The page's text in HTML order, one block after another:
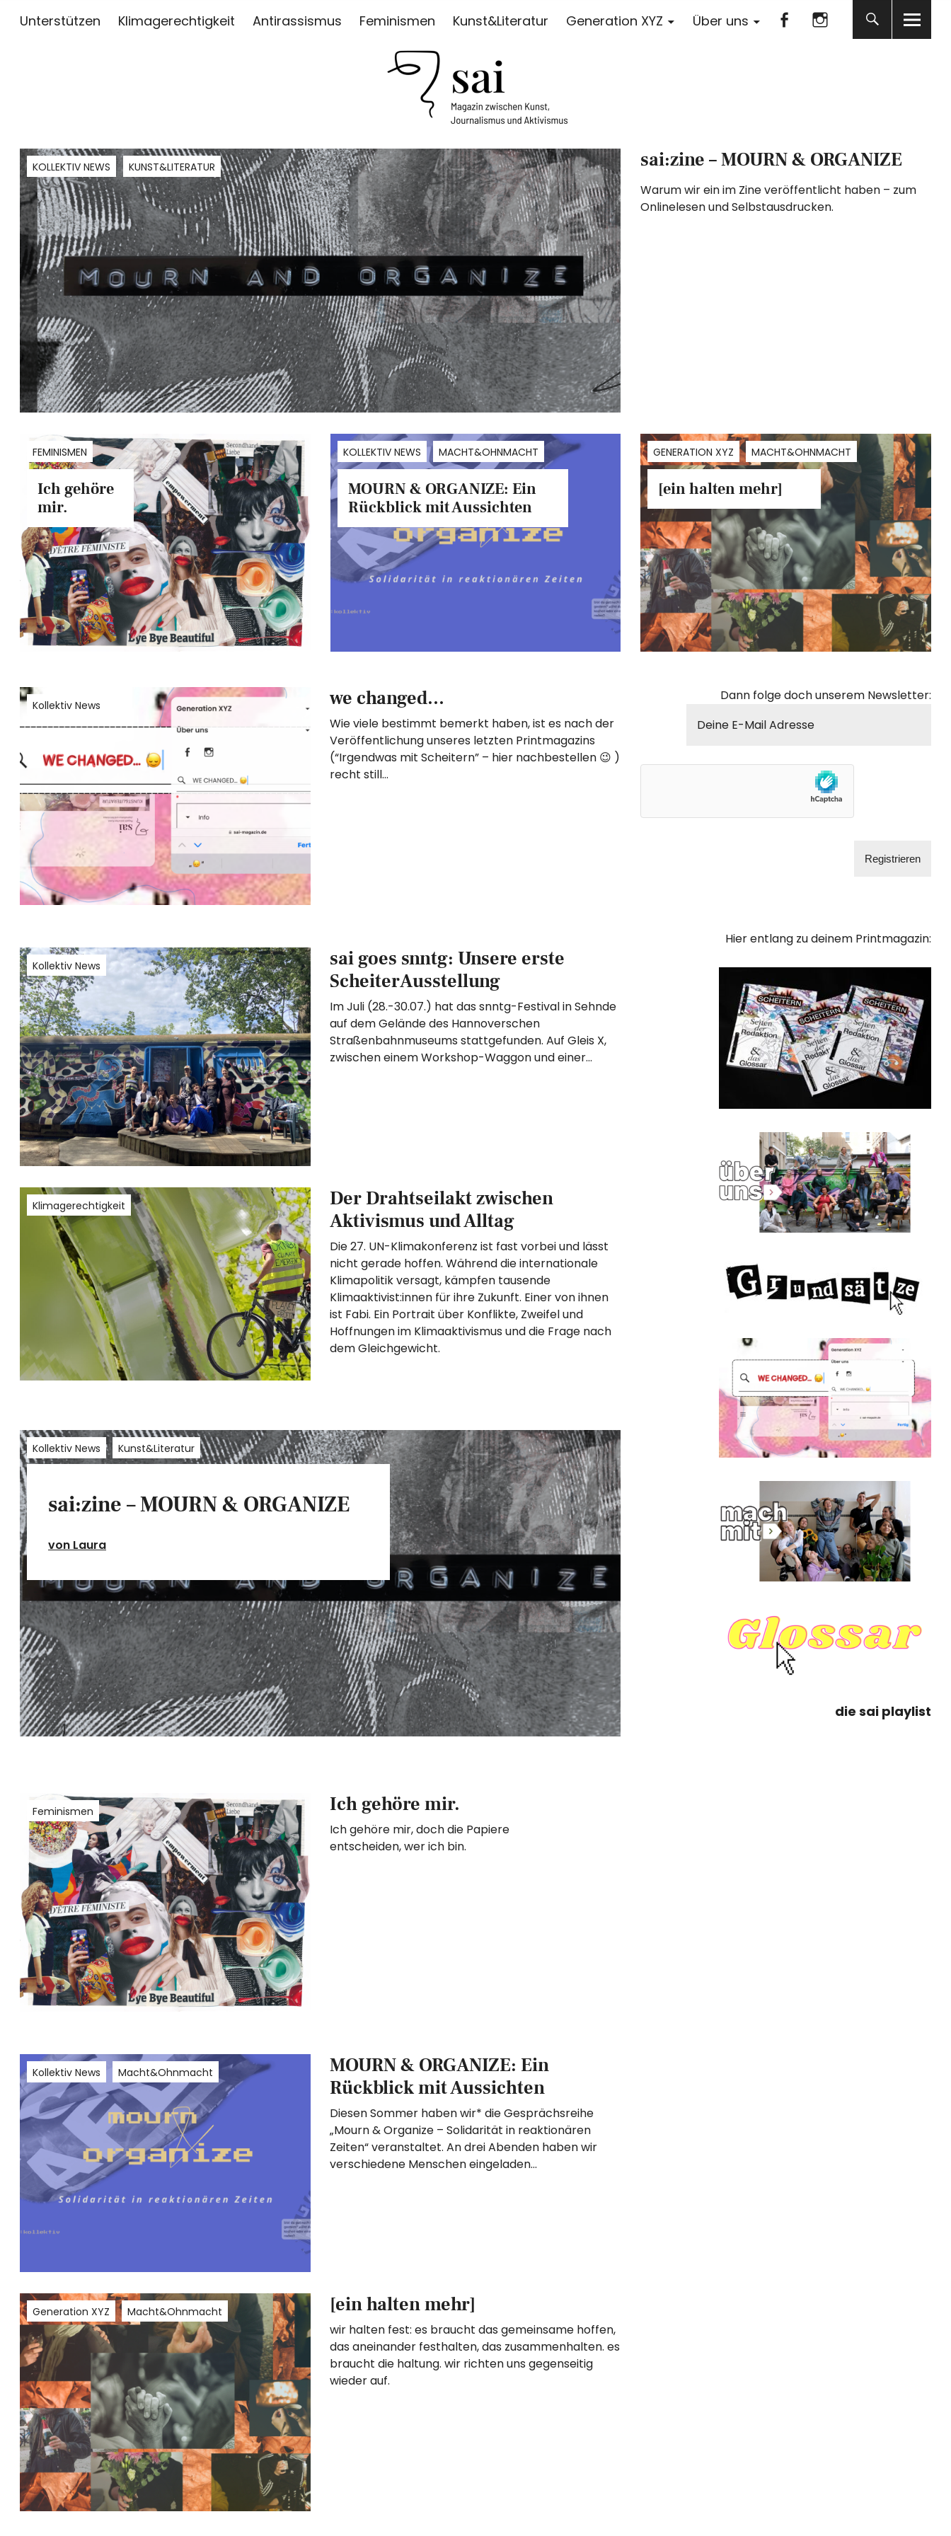
Unterstützen Klimagerechtigkeit Antirassismus Feminismen Kunst&Literatur Generation XYZ Über uns
ZWISCHEN KUNST, JOURNALISMUS UND AKTIVISMUS
FacebookInstagram
KOLLEKTIV NEWS KUNST&LITERATUR sai:zine – MOURN & ORGANIZE
Warum wir ein im Zine veröffentlicht haben – zum
Onlinelesen und Selbstausdrucken.
FEMINISMEN
Ich gehöre
mir.
KOLLEKTIV NEWS MACHT&OHNMACHT
MOURN & ORGANIZE: Ein
Rückblick mit Aussichten
GENERATION XYZ MACHT&OHNMACHT
[ein halten mehr]
Kollektiv News we changed…
Wie viele bestimmt bemerkt haben, ist es nach der
Veröffentlichung unseres letzten Printmagazins
(“Irgendwas mit Scheitern” – hier nachbestellen 😉 )
recht still…
Kollektiv News
sai goes snntg: Unsere erste
ScheiterAusstellung
Im Juli (28.-30.07.) hat das snntg-Festival in Sehnde
auf dem Gelände des Hannoverschen
Straßenbahnmuseums stattgefunden. Auf Gleis X,
zwischen einem Workshop-Waggon und einer…
Klimagerechtigkeit
Der Drahtseilakt zwischen
Aktivismus und Alltag
Die 27. UN-Klimakonferenz ist fast vorbei und lässt
nicht gerade hoffen. Während die internationale
Klimapolitik versagt, kämpfen tausende
Klimaaktivist:innen für ihre Zukunft. Einer von ihnen
ist Fabi. Ein Portrait über Konflikte, Zweifel und
Hoffnungen im Klimaaktivismus und die Frage nach
dem Gleichgewicht.
Kollektiv News Kunst&Literatur
sai:zine – MOURN & ORGANIZE
von Laura
Feminismen Ich gehöre mir.
Ich gehöre mir, doch die Papiere
entscheiden, wer ich bin.
Kollektiv News Macht&Ohnmacht
MOURN & ORGANIZE: Ein
Rückblick mit Aussichten
Diesen Sommer haben wir* die Gesprächsreihe
„Mourn & Organize – Solidarität in reaktionären
Zeiten“ veranstaltet. An drei Abenden haben wir
verschiedene Menschen eingeladen…
Generation XYZ Macht&Ohnmacht [ein halten mehr]
wir halten fest: es braucht das gemeinsame hoffen,
das aneinander festhalten, das zusammenhalten. es
braucht die haltung. wir richten uns gegenseitig
wieder auf.
Dann folge doch unserem Newsletter:
Hier entlang zu deinem Printmagazin:
die sai playlist